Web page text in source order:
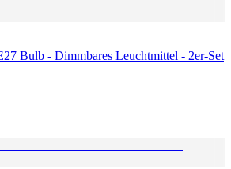
Bulb - Dimmbares Leuchtmittel - 2er-Set